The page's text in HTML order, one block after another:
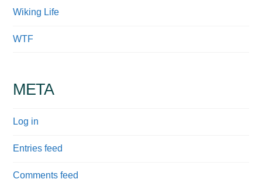
Wiking Life
WTF
META
Log in
Entries feed
Comments feed